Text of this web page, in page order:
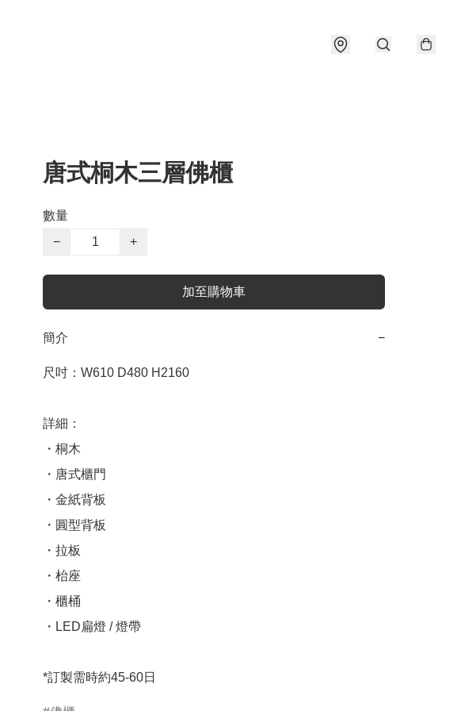
唐式桐木三層佛櫃
數量
−
+
加至購物車
簡介 −
尺吋：W610 D480 H2160
詳細：
・桐木
・唐式櫃門
・金紙背板
・圓型背板
・拉板
・枱座
・櫃桶
・LED扁燈 / 燈帶
*訂製需時約45-60日